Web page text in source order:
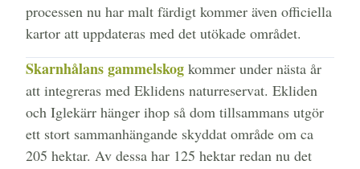
processen nu har malt färdigt kommer även officiella
kartor att uppdateras med det utökade området.
Skarnhålans gammelskog kommer under nästa år
att integreras med Eklidens naturreservat. Ekliden
och Iglekärr hänger ihop så dom tillsammans utgör
ett stort sammanhängande skyddat område om ca
205 hektar. Av dessa har 125 hektar redan nu det